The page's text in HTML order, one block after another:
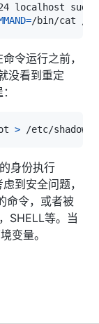
localhost
=
令运行之前，
没看到重定
>
身份执行
到安全问题，
命令，或者被
SHELL等。当
变量。